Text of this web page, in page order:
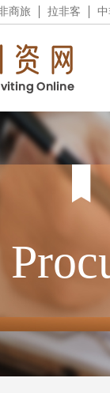
商旅 拉非客